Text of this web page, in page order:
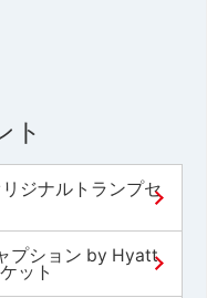
ト
ジナルトランプセ
プション by Hyatt
ット